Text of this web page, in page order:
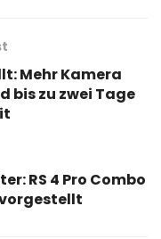
Mehr Kamera
bis zu zwei Tage
RS 4 Pro Combo